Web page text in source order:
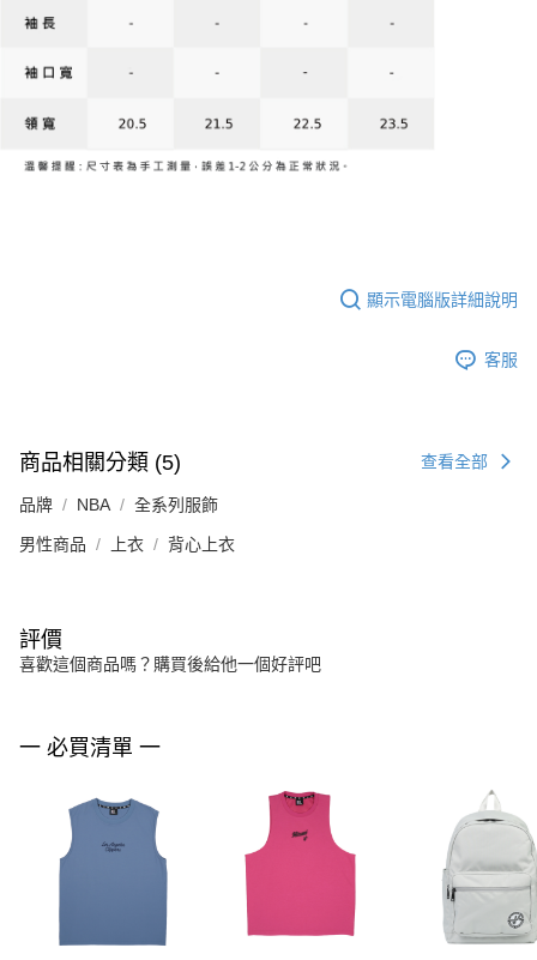
顯示電腦版詳細說明
客服
商品相關分類 (5) 查看全部
品牌 NBA 全系列服飾
男性商品 上衣 背心上衣
評價
喜歡這個商品嗎？購買後給他一個好評吧
一 必買清單 一